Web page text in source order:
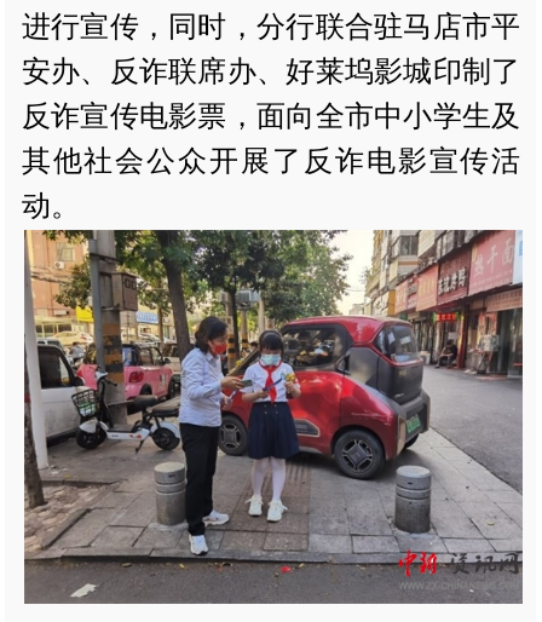
进行宣传，同时，分行联合驻马店市平
安办、反诈联席办、好莱坞影城印制了
反诈宣传电影票，面向全市中小学生及
其他社会公众开展了反诈电影宣传活
动。